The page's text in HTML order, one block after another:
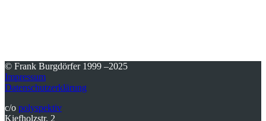
© Frank Burgdörfer 1999 –2025
Impressum
Datenschutzerklärung
c/o polyspektiv
Kiefholzstr. 2